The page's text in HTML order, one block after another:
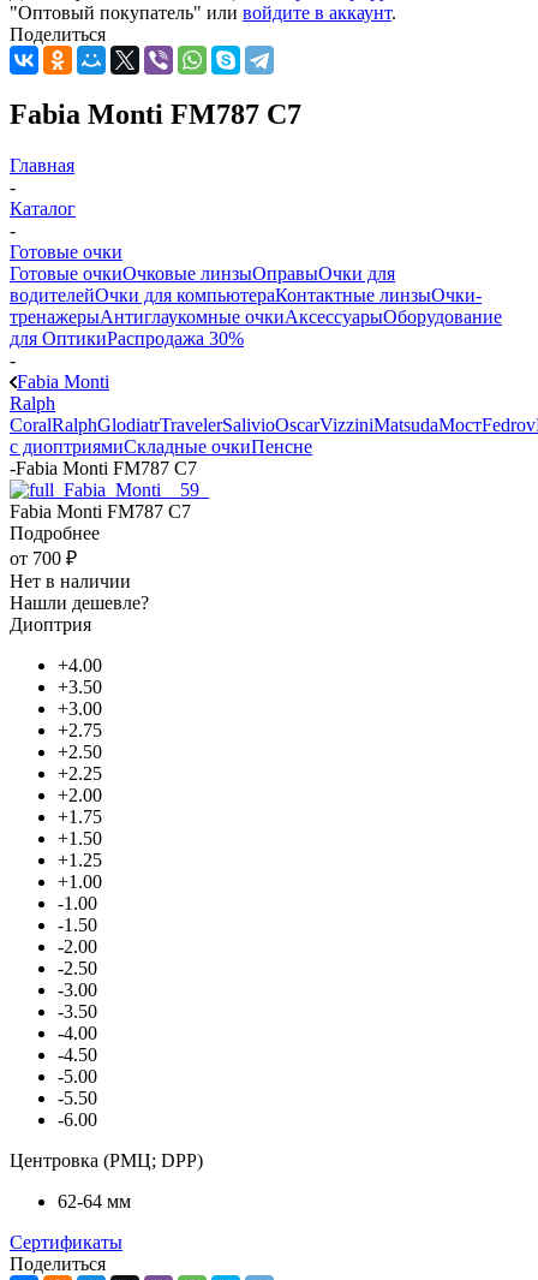
"Оптовый покупатель" или войдите в аккаунт.
Поделиться
Fabia Monti FM787 C7
Главная
-
Каталог
-
Готовые очки
Готовые очкиОчковые линзыОправыОчки для
водителейОчки для компьютераКонтактные линзыОчки-
тренажерыАнтиглаукомные очкиАксессуарыОборудование
для ОптикиРаспродажа 30%
-
Fabia Monti
Ralph
CoralRalphGlodiatrTravelerSalivioOscarVizziniMatsudaМостFedrov
с диоптриямиСкладные очкиПенсне
-Fabia Monti FM787 C7
Fabia Monti FM787 C7
Подробнее
от 700 ₽
Нет в наличии
Нашли дешевле?
Диоптрия
+4.00
+3.50
+3.00
+2.75
+2.50
+2.25
+2.00
+1.75
+1.50
+1.25
+1.00
-1.00
-1.50
-2.00
-2.50
-3.00
-3.50
-4.00
-4.50
-5.00
-5.50
-6.00
Центровка (РМЦ; DPP)
62-64 мм
Сертификаты
Поделиться